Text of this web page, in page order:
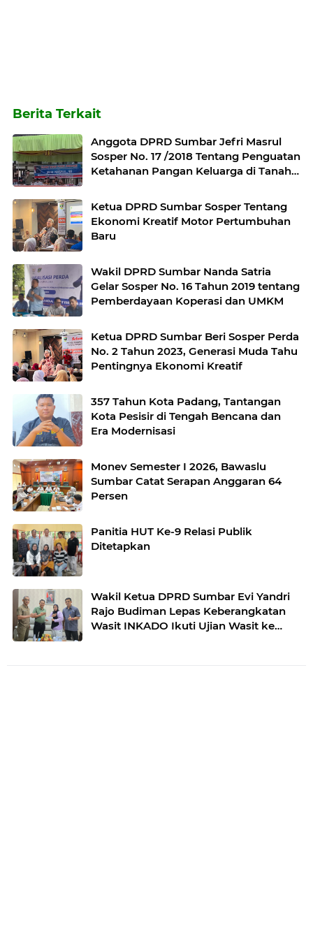
Berita Terkait
Anggota DPRD Sumbar Jefri Masrul
Sosper No. 17 /2018 Tentang Penguatan
Ketahanan Pangan Keluarga di Tanah
Ketua DPRD Sumbar Sosper Tentang
Ekonomi Kreatif Motor Pertumbuhan
Baru
Wakil DPRD Sumbar Nanda Satria
Gelar Sosper No. 16 Tahun 2019 tentang
Pemberdayaan Koperasi dan UMKM
Ketua DPRD Sumbar Beri Sosper Perda
No. 2 Tahun 2023, Generasi Muda Tahu
Pentingnya Ekonomi Kreatif
357 Tahun Kota Padang, Tantangan
Kota Pesisir di Tengah Bencana dan
Era Modernisasi
Monev Semester I 2026, Bawaslu
Sumbar Catat Serapan Anggaran 64
Persen
Panitia HUT Ke-9 Relasi Publik
Ditetapkan
Wakil Ketua DPRD Sumbar Evi Yandri
Rajo Budiman Lepas Keberangkatan
Wasit INKADO Ikuti Ujian Wasit ke